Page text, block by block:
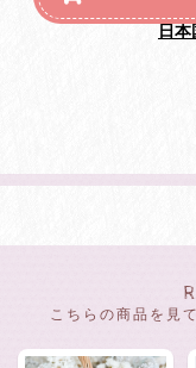
日
こちらの商品を見